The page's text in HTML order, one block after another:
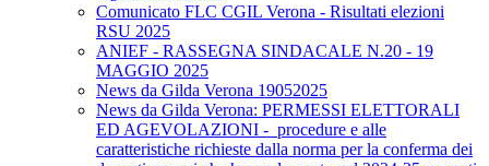
Comunicato FLC CGIL Verona - Risultati elezioni
RSU 2025
ANIEF - RASSEGNA SINDACALE N.20 - 19
MAGGIO 2025
News da Gilda Verona 19052025
News da Gilda Verona: PERMESSI ELETTORALI
ED AGEVOLAZIONI - procedure e alle
caratteristiche richieste dalla norma per la conferma dei